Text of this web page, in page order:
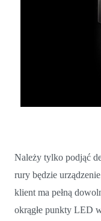
Należy tylko podjąć
rury będzie
klient ma pełną
okrągłe punkty LED